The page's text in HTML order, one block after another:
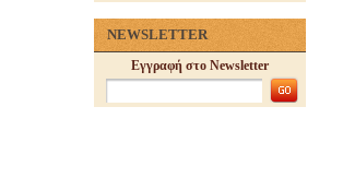
NEWSLETTER
Εγγραφή στο Newsletter